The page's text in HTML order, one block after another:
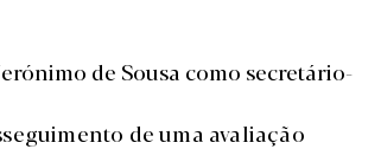
de Sousa como secretário-
de uma avaliação